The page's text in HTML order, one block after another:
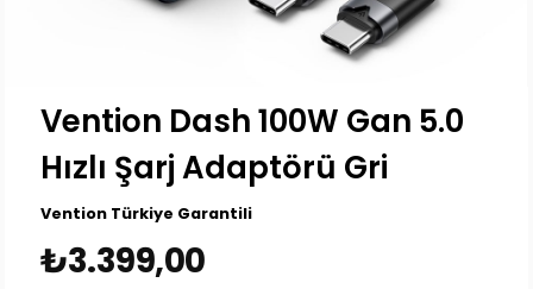
Vention Dash 100W Gan 5.0
Hızlı Şarj Adaptörü Gri
Vention Türkiye Garantili
₺3.399,00